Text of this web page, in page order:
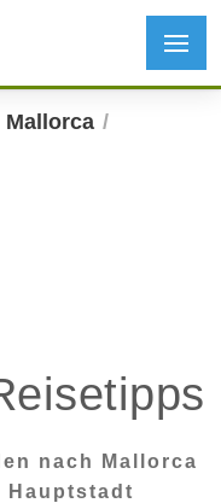
Mallorca
nach Mallorca
Hauptstadt